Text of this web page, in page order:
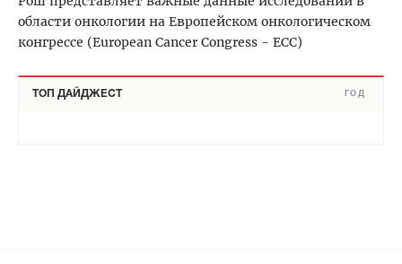
области онкологии на Европейском онкологическом
конгрессе (European Cancer Congress - ECC)
ТОП ДАЙДЖЕСТ ГОД